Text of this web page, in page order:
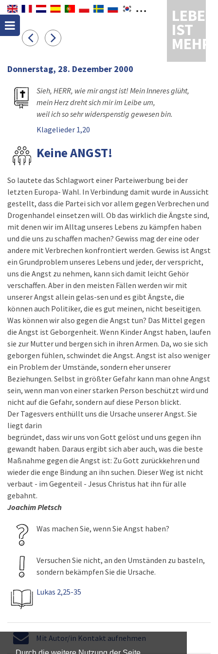
LEBEN
IST
MEHR
Donnerstag, 28. Dezember 2000
Sieh, HERR, wie mir angst ist! Mein Inneres glüht,
mein Herz dreht sich mir im Leibe um,
weil ich so sehr widerspenstig gewesen bin.
Klagelieder 1,20
Keine ANGST!
So lautete das Schlagwort einer Parteiwerbung bei der
letzten Europa- Wahl. In Verbindung damit wurde in Aussicht
gestellt, dass die Partei sich vor allem gegen Verbrechen und
Drogenhandel einsetzen will. Ob das wirklich die Ängste sind,
mit denen wir im Alltag unseres Lebens zu kämpfen haben
und die uns zu schaffen machen? Gewiss mag der eine oder
andere mit Verbrechen konfrontiert werden. Gewiss ist Angst
ein Grundproblem unseres Lebens und jeder, der verspricht,
uns die Angst zu nehmen, kann sich damit leicht Gehör
verschaffen. Aber in den meisten Fällen werden wir mit
unserer Angst allein gelas-sen und es gibt Ängste, die
können auch Politiker, die es gut meinen, nicht beseitigen.
Was können wir also gegen die Angst tun? Das Mittel gegen
die Angst ist Geborgenheit. Wenn Kinder Angst haben, laufen
sie zur Mutter und bergen sich in ihren Armen. Da, wo sie sich
geborgen fühlen, schwindet die Angst. Angst ist also weniger
ein Problem der Umstände, sondern eher unserer
Beziehungen. Selbst in größter Gefahr kann man ohne Angst
sein, wenn man von einer starken Person beschützt wird und
nicht auf die Gefahr, sondern auf diese Person blickt.
Der Tagesvers enthüllt uns die Ursache unserer Angst. Sie
liegt darin
begründet, dass wir uns von Gott gelöst und uns gegen ihn
gewandt haben. Daraus ergibt sich aber auch, was die beste
Maßnahme gegen die Angst ist: Zu Gott zurückkehren und
wieder die enge Bindung an ihn suchen. Dieser Weg ist nicht
verbaut - im Gegenteil - Jesus Christus hat ihn für alle
gebahnt.
Joachim Pletsch
Was machen Sie, wenn Sie Angst haben?
Versuchen Sie nicht, an den Umständen zu basteln,
sondern bekämpfen Sie die Ursache.
Lukas 2,25-35
Mit Autor/in Kontakt aufnehmen